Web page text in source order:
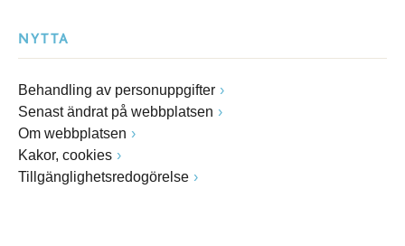
NYTTA
Behandling av personuppgifter
Senast ändrat på webbplatsen
Om webbplatsen
Kakor, cookies
Tillgänglighetsredogörelse